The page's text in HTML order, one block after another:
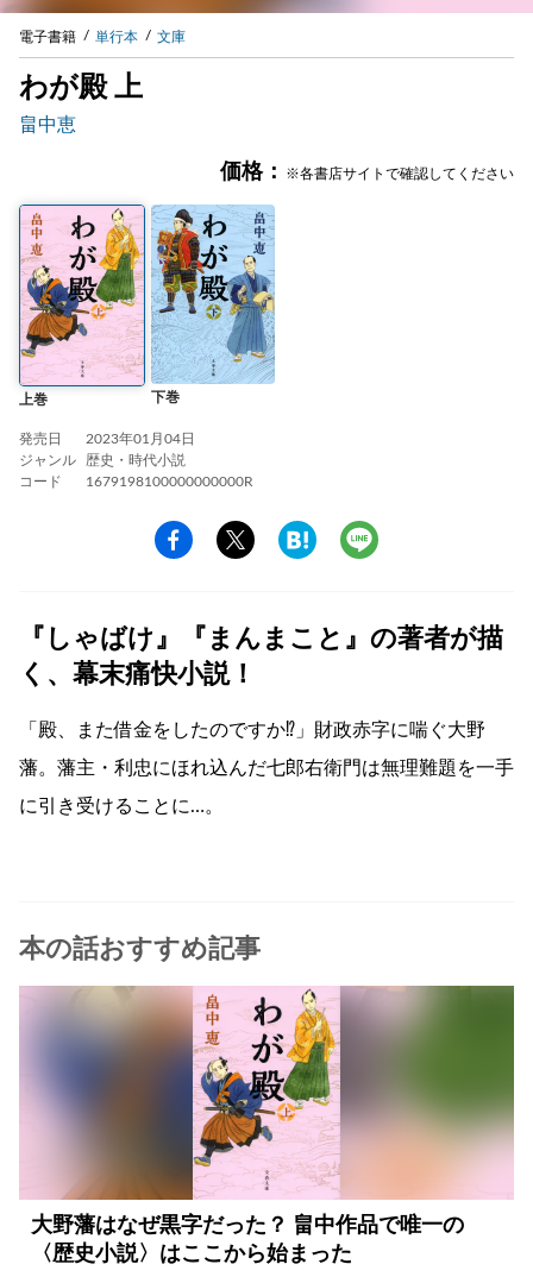
電子書籍 単行本 文庫
わが殿 上
畠中恵
価格： ※各書店サイトで確認してください
上巻 下巻
発売日
2023年01月04日
ジャンル
歴史・時代小説
コード
1679198100000000000R
『しゃばけ』『まんまこと』の著者が描
く、幕末痛快小説！
「殿、また借金をしたのですか⁉」財政赤字に喘ぐ大野
藩。藩主・利忠にほれ込んだ七郎右衛門は無理難題を一手
に引き受けることに…。
本の話おすすめ記事
大野藩はなぜ黒字だった？ 畠中作品で唯一の
〈歴史小説〉はここから始まった